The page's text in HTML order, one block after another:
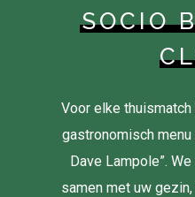
SOCIO
Voor elke
gastronomisch
Dave Lampole”.
samen met uw